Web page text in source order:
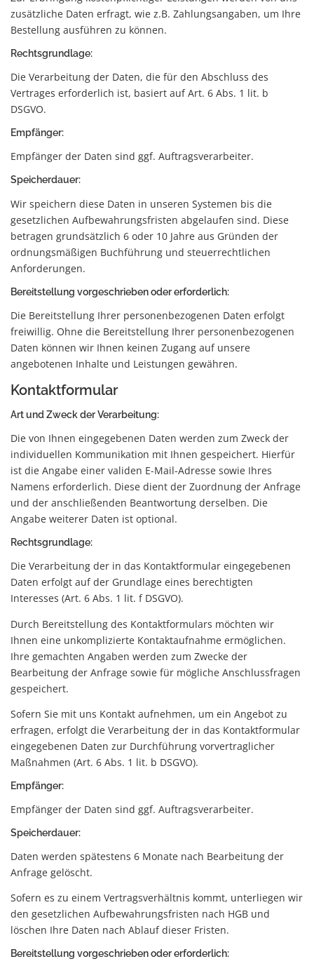
zusätzliche Daten erfragt, wie z.B. Zahlungsangaben, um Ihre
Bestellung ausführen zu können.
Rechtsgrundlage:
Die Verarbeitung der Daten, die für den Abschluss des
Vertrages erforderlich ist, basiert auf Art. 6 Abs. 1 lit. b
DSGVO.
Empfänger:
Empfänger der Daten sind ggf. Auftragsverarbeiter.
Speicherdauer:
Wir speichern diese Daten in unseren Systemen bis die
gesetzlichen Aufbewahrungsfristen abgelaufen sind. Diese
betragen grundsätzlich 6 oder 10 Jahre aus Gründen der
ordnungsmäßigen Buchführung und steuerrechtlichen
Anforderungen.
Bereitstellung vorgeschrieben oder erforderlich:
Die Bereitstellung Ihrer personenbezogenen Daten erfolgt
freiwillig. Ohne die Bereitstellung Ihrer personenbezogenen
Daten können wir Ihnen keinen Zugang auf unsere
angebotenen Inhalte und Leistungen gewähren.
Kontaktformular
Art und Zweck der Verarbeitung:
Die von Ihnen eingegebenen Daten werden zum Zweck der
individuellen Kommunikation mit Ihnen gespeichert. Hierfür
ist die Angabe einer validen E-Mail-Adresse sowie Ihres
Namens erforderlich. Diese dient der Zuordnung der Anfrage
und der anschließenden Beantwortung derselben. Die
Angabe weiterer Daten ist optional.
Rechtsgrundlage:
Die Verarbeitung der in das Kontaktformular eingegebenen
Daten erfolgt auf der Grundlage eines berechtigten
Interesses (Art. 6 Abs. 1 lit. f DSGVO).
Durch Bereitstellung des Kontaktformulars möchten wir
Ihnen eine unkomplizierte Kontaktaufnahme ermöglichen.
Ihre gemachten Angaben werden zum Zwecke der
Bearbeitung der Anfrage sowie für mögliche Anschlussfragen
gespeichert.
Sofern Sie mit uns Kontakt aufnehmen, um ein Angebot zu
erfragen, erfolgt die Verarbeitung der in das Kontaktformular
eingegebenen Daten zur Durchführung vorvertraglicher
Maßnahmen (Art. 6 Abs. 1 lit. b DSGVO).
Empfänger:
Empfänger der Daten sind ggf. Auftragsverarbeiter.
Speicherdauer:
Daten werden spätestens 6 Monate nach Bearbeitung der
Anfrage gelöscht.
Sofern es zu einem Vertragsverhältnis kommt, unterliegen wir
den gesetzlichen Aufbewahrungsfristen nach HGB und
löschen Ihre Daten nach Ablauf dieser Fristen.
Bereitstellung vorgeschrieben oder erforderlich: